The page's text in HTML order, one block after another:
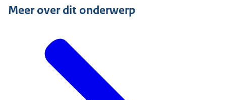
Meer over dit onderwerp